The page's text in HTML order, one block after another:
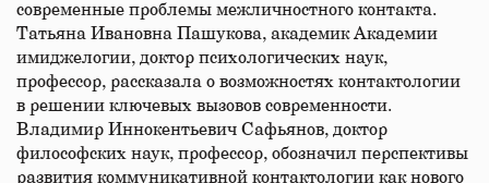
современные проблемы межличностного контакта.
Татьяна Ивановна Пашукова, академик Академии
имиджелогии, доктор психологических наук,
профессор, рассказала о возможностях контактологии
в решении ключевых вызовов современности.
Владимир Иннокентьевич Сафьянов, доктор
философских наук, профессор, обозначил перспективы
развития коммуникативной контактологии как нового